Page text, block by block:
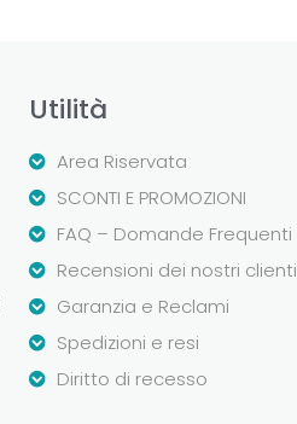
Utilità
Area Riservata
SCONTI E PROMOZIONI
FAQ – Domande Frequenti
Recensioni dei nostri clienti
Garanzia e Reclami
Spedizioni e resi
Diritto di recesso